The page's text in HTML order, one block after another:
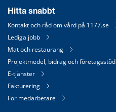
Hitta snabbt
Kontakt och råd om vård på 1177.se
Lediga jobb
Mat och restaurang
Projektmedel, bidrag och företagsstöd
E-tjänster
Fakturering
För medarbetare